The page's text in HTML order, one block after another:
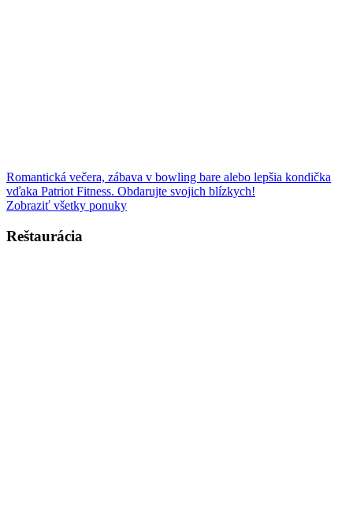
Romantická večera, zábava v bowling bare alebo lepšia kondička
vďaka Patriot Fitness. Obdarujte svojich blízkych!
Zobraziť všetky ponuky
Reštaurácia